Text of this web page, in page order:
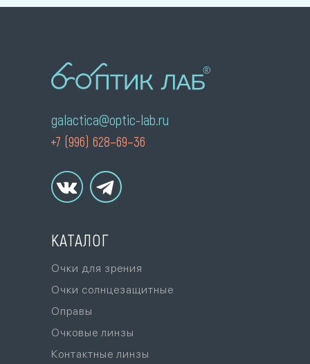
galactica@optic-lab.ru
Очки для зрения
Очки солнцезащитные
Очковые линзы
Оправы
Контактные линзы
+7 (996) 628–69–36
КАТАЛОГ